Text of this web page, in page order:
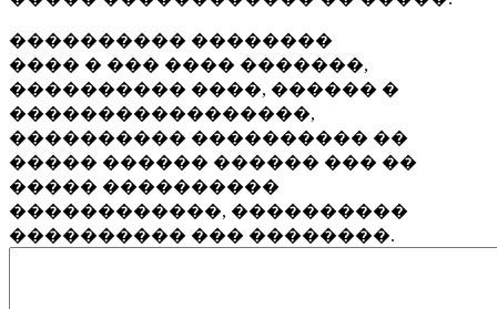
���������� ��������
���� � ��� ���� �������,
���������� ����, ������ �
�����������������,
���������� ���������� ��
����� ������ ������ ��� ��
����� ����������
������������, ����������
���������� ��� ��������.